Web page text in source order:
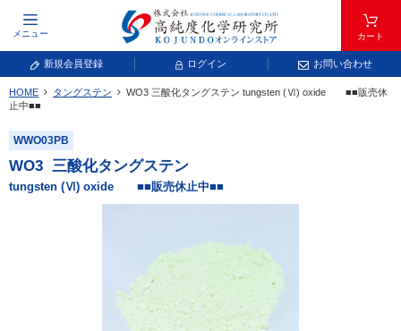
メニュー カート
新規会員登録 ログイン お問い合わせ
元素記号で検索する
元素周期表をタップすると、拡大表示されます。拡大した表から元素記号をタップ
し、一覧へ移動してください。
青色が取り扱い対象元素です。
HOME タングステン WO3 三酸化タングステン tungsten (Ⅵ) oxide ■■販売休
止中■■
WWO03PB
WO3 三酸化タングステン
tungsten (Ⅵ) oxide ■■販売休止中■■